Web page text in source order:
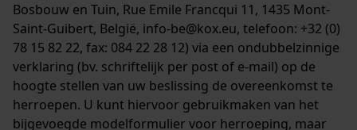
Bosbouw en Tuin, Rue Emile Francqui 11, 1435 Mont-
Saint-Guibert, België, info-be@kox.eu, telefoon: +32 (0)
78 15 82 22, fax: 084 22 28 12) via een ondubbelzinnige
verklaring (bv. schriftelijk per post of e-mail) op de
hoogte stellen van uw beslissing de overeenkomst te
herroepen. U kunt hiervoor gebruikmaken van het
bijgevoegde modelformulier voor herroeping, maar